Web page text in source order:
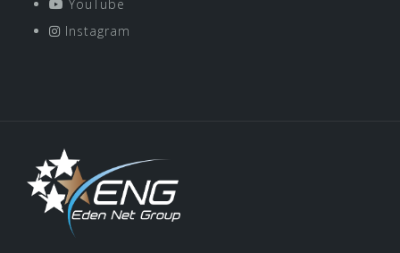
YouTube
Instagram